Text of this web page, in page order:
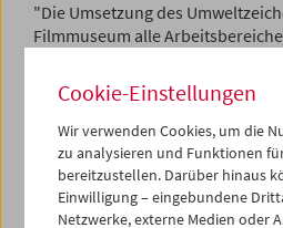
"Die Umsetzung des
Filmmuseum alle
Transportwege und
Miteinander bis hin zu Upcycling
beispielsweise den
Filmmuseums", sagt die
Filmmuseums, Sabine
"Wir sind uns unserer
Cookie-Einstellungen
Wir verwenden Cookies, um die
zu analysieren und Funktionen
bereitzustellen. Darüber hinaus
Einwilligung – eingebundene
Netzwerke, externe Medien oder